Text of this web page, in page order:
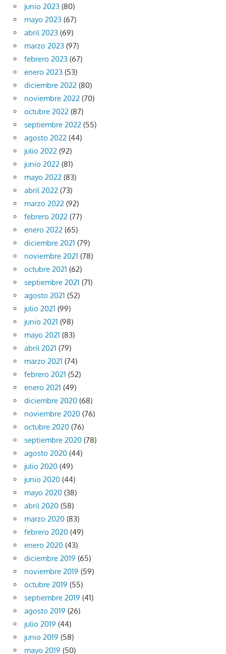
junio 2023 (80)
mayo 2023 (67)
abril 2023 (69)
marzo 2023 (97)
febrero 2023 (67)
enero 2023 (53)
diciembre 2022 (80)
noviembre 2022 (70)
octubre 2022 (87)
septiembre 2022 (55)
agosto 2022 (44)
julio 2022 (92)
junio 2022 (81)
mayo 2022 (83)
abril 2022 (73)
marzo 2022 (92)
febrero 2022 (77)
enero 2022 (65)
diciembre 2021 (79)
noviembre 2021 (78)
octubre 2021 (62)
septiembre 2021 (71)
agosto 2021 (52)
julio 2021 (99)
junio 2021 (98)
mayo 2021 (83)
abril 2021 (79)
marzo 2021 (74)
febrero 2021 (52)
enero 2021 (49)
diciembre 2020 (68)
noviembre 2020 (76)
octubre 2020 (76)
septiembre 2020 (78)
agosto 2020 (44)
julio 2020 (49)
junio 2020 (44)
mayo 2020 (38)
abril 2020 (58)
marzo 2020 (83)
febrero 2020 (49)
enero 2020 (43)
diciembre 2019 (65)
noviembre 2019 (59)
octubre 2019 (55)
septiembre 2019 (41)
agosto 2019 (26)
julio 2019 (44)
junio 2019 (58)
mayo 2019 (50)